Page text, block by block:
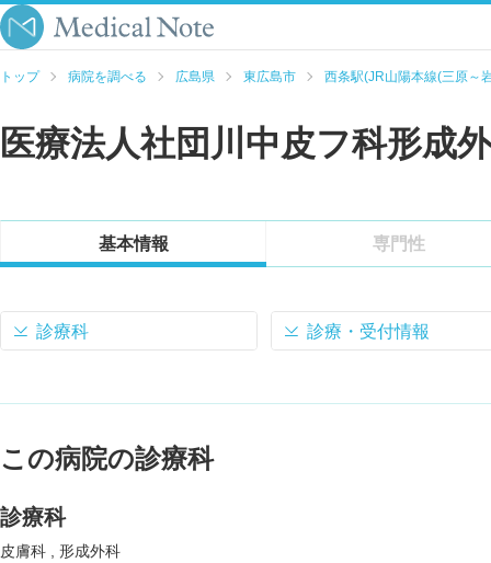
トップ 病院を調べる 広島県 東広島市 西条駅(JR山陽本線(三原～
医療法人社団川中皮フ科形成
基本情報 専門性
診療科 診療・受付情報
この病院の診療科
診療科
皮膚科 形成外科